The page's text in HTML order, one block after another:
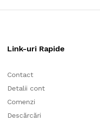
Link-uri Rapide
Contact
Detalii cont
Comenzi
Descărcări